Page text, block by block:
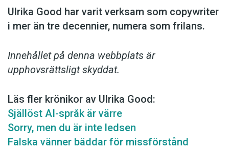
Ulrika Good har varit verksam som copy­writer
i mer än tre decennier, numera som frilans.
Innehållet på denna webbplats är
upphovsrättsligt skyddat.
Läs fler krönikor av Ulrika Good:
Själlöst AI-språk är värre
Sorry, men du är inte ledsen
Falska vänner bäddar för missförstånd